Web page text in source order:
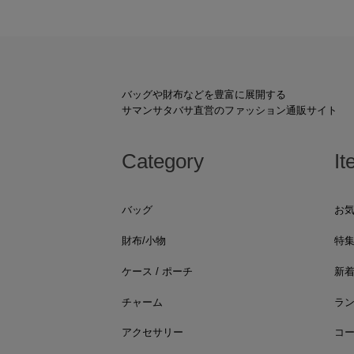
バッグや財布などを豊富に展開する
サマンサタバサ直営のファッション通販サイト
Category
バッグ
財布/小物
ケース / ポーチ
チャーム
アクセサリー
お
特集
新
ラ
コ